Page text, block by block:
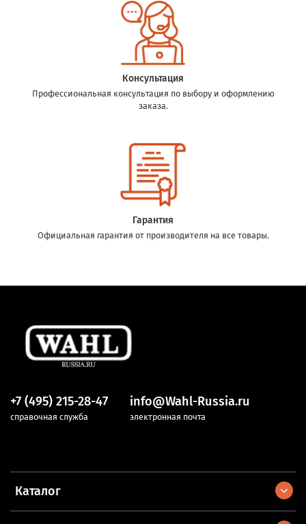
Консультация
Профессиональная консультация по выбору и оформлению
заказа.
Гарантия
Официальная гарантия от производителя на все товары.
Каталог
+7 (495) 215-28-47
справочная служба
info@Wahl-Russia.ru
электронная почта